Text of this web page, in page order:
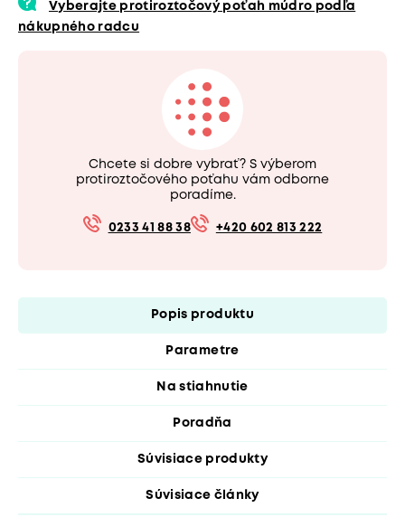
Vyberajte protiroztočový poťah múdro podľa
nákupného radcu
Chcete si dobre vybrať? S výberom
protiroztočového poťahu vám odborne
poradíme.
0233 41 88 38 +420 602 813 222
Popis produktu
Parametre
Na stiahnutie
Poradňa
Súvisiace produkty
Súvisiace články